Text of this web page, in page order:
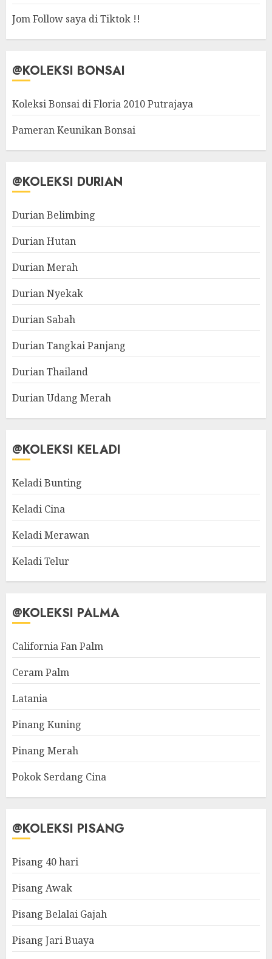
Jom Follow saya di Tiktok !!
@KOLEKSI BONSAI
Koleksi Bonsai di Floria 2010 Putrajaya
Pameran Keunikan Bonsai
@KOLEKSI DURIAN
Durian Belimbing
Durian Hutan
Durian Merah
Durian Nyekak
Durian Sabah
Durian Tangkai Panjang
Durian Thailand
Durian Udang Merah
@KOLEKSI KELADI
Keladi Bunting
Keladi Cina
Keladi Merawan
Keladi Telur
@KOLEKSI PALMA
California Fan Palm
Ceram Palm
Latania
Pinang Kuning
Pinang Merah
Pokok Serdang Cina
@KOLEKSI PISANG
Pisang 40 hari
Pisang Awak
Pisang Belalai Gajah
Pisang Jari Buaya